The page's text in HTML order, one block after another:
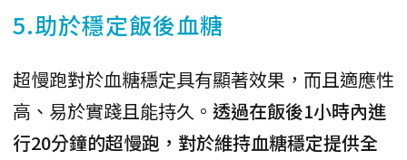
5.助於穩定飯後血糖
超慢跑對於血糖穩定具有顯著效果，而且適應性
高、易於實踐且能持久。 透過在飯後1小時內進
行20分鐘的超慢跑，對於維持血糖穩定提供全